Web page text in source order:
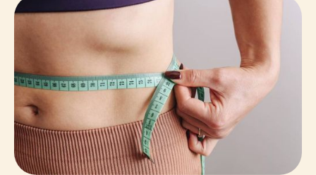
qui souhaitent perdre du poids et s’interrogent sur